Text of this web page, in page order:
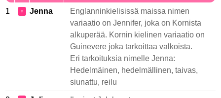
1 ♀ Jenna
Englanninkielisissä maissa nimen
variaatio on Jennifer, joka on Kornista
alkuperää. Kornin kielinen variaatio on
Guinevere joka tarkoittaa valkoista.
Eri tarkoituksia nimelle Jenna:
Hedelmäinen, hedelmällinen, taivas,
siunattu, reilu